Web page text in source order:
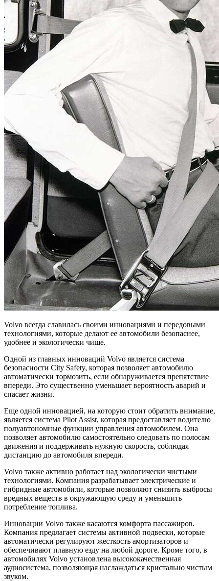
Volvo всегда славилась своими инновациями и передовыми
технологиями, которые делают ее автомобили безопаснее,
удобнее и экологически чище.
Одной из главных инноваций Volvo является система
безопасности City Safety, которая позволяет автомобилю
автоматически тормозить, если обнаруживается препятствие
впереди. Это существенно уменьшает вероятность аварий и
спасает жизни.
Еще одной инновацией, на которую стоит обратить внимание,
является система Pilot Assist, которая предоставляет водителю
полуавтономные функции управления автомобилем. Она
позволяет автомобилю самостоятельно следовать по полосам
движения и поддерживать нужную скорость, соблюдая
дистанцию до автомобиля впереди.
Volvo также активно работает над экологически чистыми
технологиями. Компания разрабатывает электрические и
гибридные автомобили, которые позволяют снизить выбросы
вредных веществ в окружающую среду и уменьшить
потребление топлива.
Инновации Volvo также касаются комфорта пассажиров.
Компания предлагает системы активной подвески, которые
автоматически регулируют жесткость амортизаторов и
обеспечивают плавную езду на любой дороге. Кроме того, в
автомобилях Volvo установлена высококачественная
аудиосистема, позволяющая наслаждаться кристально чистым
звуком.